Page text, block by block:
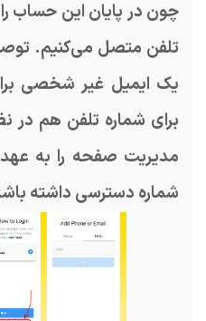
چون در پایان این حساب
تلفن متصل می‌کنیم.
یک ایمیل غیر شخصی
برای شماره تلفن هم در
مدیریت صفحه را به
شماره دسترسی داشته